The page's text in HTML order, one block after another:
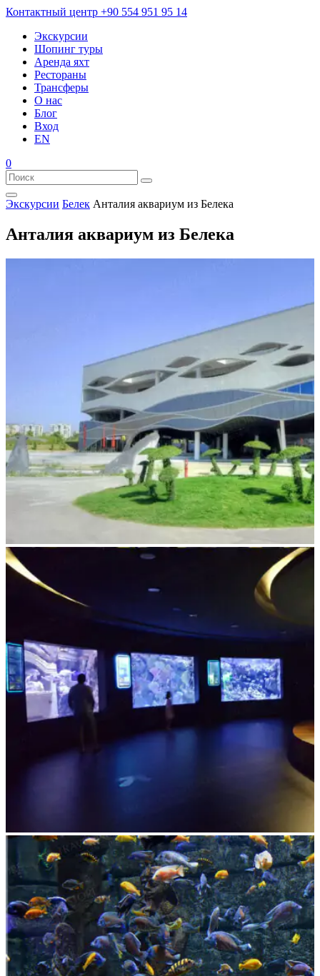
Контактный центр +90 554 951 95 14
Экскурсии
Шопинг туры
Аренда яхт
Рестораны
Трансферы
О нас
Блог
Вход
EN
0
Экскурсии Белек Анталия аквариум из Белека
Анталия аквариум из Белека